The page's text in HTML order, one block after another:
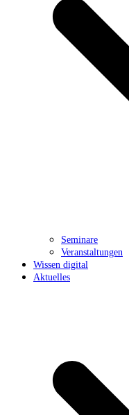
Seminare
Veranstaltungen
Wissen digital
Aktuelles